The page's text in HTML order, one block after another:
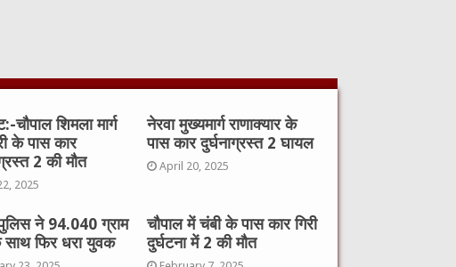
चौपाल शिमला मार्ग
के पास कार
2 की मौत
2025
नेरवा मुख्यमार्ग राणाक्यार के
पास कार दुर्घनाग्रस्त 2 घायल
April 20, 2025
ने 94.040 ग्राम
फिर धरा युवक
चौपाल में चंबी के पास कार गिरी
दुर्घटना में 2 की मौत